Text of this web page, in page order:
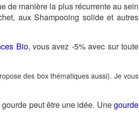
de manière la plus récurrente au sein
aux Shampooing solide et autres
Bio, vous avez -5% avec sur toute
des box thématiques aussi). Je vous
peut être une idée. Unegourde